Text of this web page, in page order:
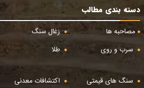
دسته بندی مطالب
مصاحبه ها
زغال سنگ
سرب و روی
طلا
سنگ های قیمتی
اکتشافات معدنی